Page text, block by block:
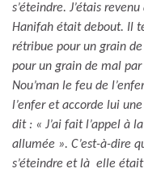
s’éteindre. J’étais
Hanifah était debout. Il
rétribue pour un grain
pour un grain de mal
Nou’man le feu de
l’enfer et accorde lui
dit : « J’ai fait l’appel à
allumée ». C’est-à-dire
s’éteindre et là elle